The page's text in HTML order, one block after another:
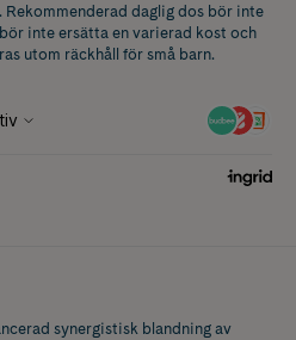
daglig dos bör inte
inte ersätta en varierad kost och
utom räckhåll för små barn.
synergistisk blandning av